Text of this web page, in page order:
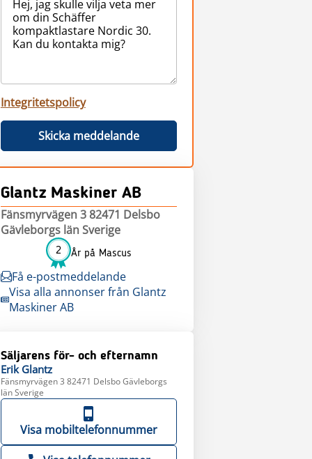
Integritetspolicy
Skicka meddelande
Glantz Maskiner AB
Fänsmyrvägen 3 82471 Delsbo
Gävleborgs län Sverige
2 År på Mascus
Få e-postmeddelande
Visa alla annonser från Glantz
Maskiner AB
Säljarens för- och efternamn
Erik Glantz
Fänsmyrvägen 3 82471 Delsbo Gävleborgs
län Sverige
Visa mobiltelefonnummer